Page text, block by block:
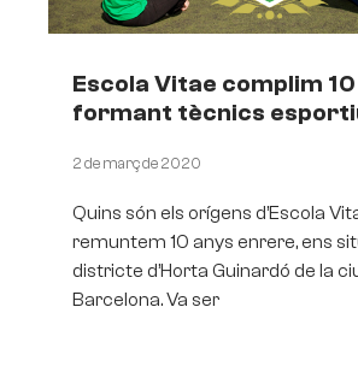
Escola Vitae complim
formant tècnics
2 de març de 2020
Quins són els orígens d’Escola
remuntem 10 anys enrere, ens
districte d’Horta Guinardó de la
Barcelona. Va ser